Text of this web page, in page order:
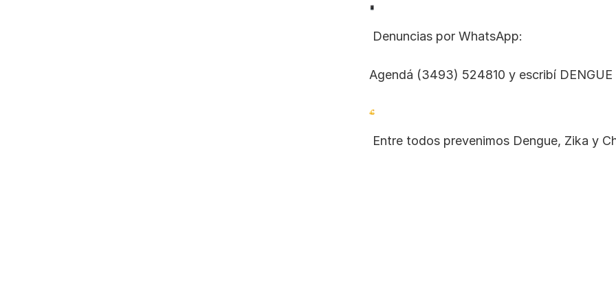
Denuncias por WhatsApp:
Agendá (3493) 524810 y escribí DENGUE
Entre todos prevenimos Dengue, Zika y